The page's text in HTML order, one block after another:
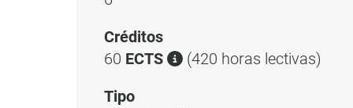
Créditos
60 ECTS
(420 horas lectivas)
Tipo